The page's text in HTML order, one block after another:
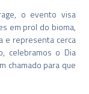
o evento visa
em prol do bioma,
e representa cerca
celebramos o Dia
chamado para que